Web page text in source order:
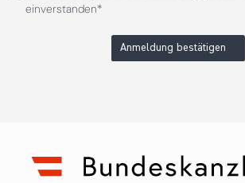
einverstanden*
Anmeldung bestätigen